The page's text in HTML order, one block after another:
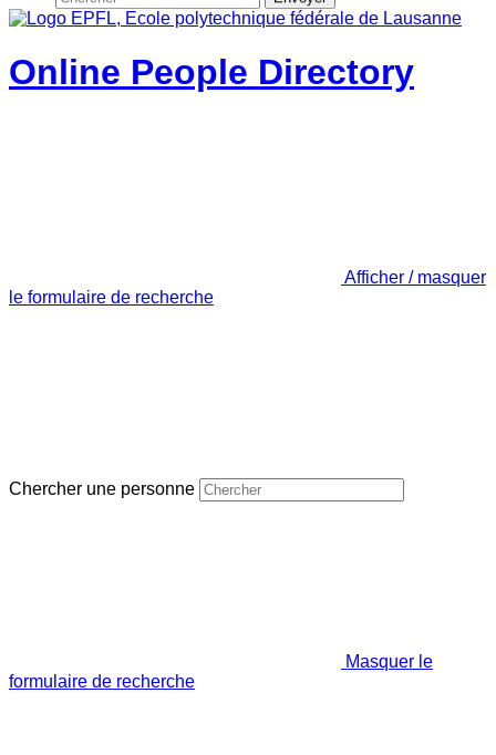
Online People Directory
Afficher / masquer
le formulaire de recherche
Chercher une personne
Masquer le
formulaire de recherche